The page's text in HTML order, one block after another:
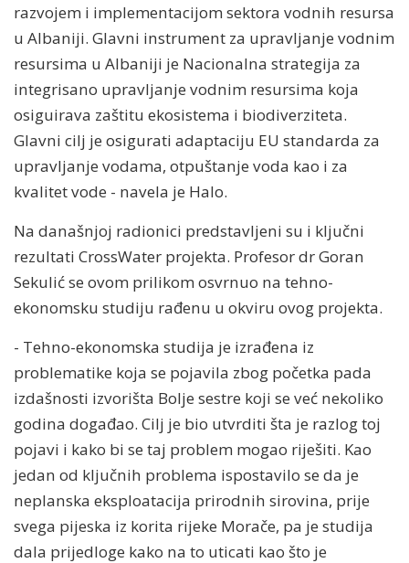
razvojem i implementacijom sektora vodnih resursa
u Albaniji. Glavni instrument za upravljanje vodnim
resursima u Albaniji je Nacionalna strategija za
integrisano upravljanje vodnim resursima koja
osiguirava zaštitu ekosistema i biodiverziteta.
Glavni cilj je osigurati adaptaciju EU standarda za
upravljanje vodama, otpuštanje voda kao i za
kvalitet vode - navela je Halo.
Na današnjoj radionici predstavljeni su i ključni
rezultati CrossWater projekta. Profesor dr Goran
Sekulić se ovom prilikom osvrnuo na tehno-
ekonomsku studiju rađenu u okviru ovog projekta.
- Tehno-ekonomska studija je izrađena iz
problematike koja se pojavila zbog početka pada
izdašnosti izvorišta Bolje sestre koji se već nekoliko
godina događao. Cilj je bio utvrditi šta je razlog toj
pojavi i kako bi se taj problem mogao riješiti. Kao
jedan od ključnih problema ispostavilo se da je
neplanska eksploatacija prirodnih sirovina, prije
svega pijeska iz korita rijeke Morače, pa je studija
dala prijedloge kako na to uticati kao što je